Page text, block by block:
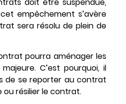
empêchement s’avère
sera résolu de plein de
pourra aménager les
C’est pourquoi, il
de se reporter au contrat
résilier le contrat.